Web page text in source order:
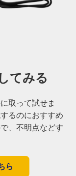
てみる
取って試せま
るのにおすすめ
、不明点などす
ら